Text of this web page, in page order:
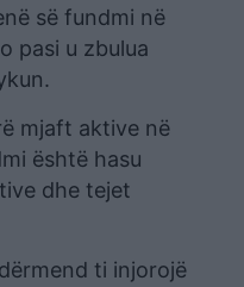
së fundmi në
pasi u zbulua
mjaft aktive në
është hasu
dhe tejet
ti injorojë